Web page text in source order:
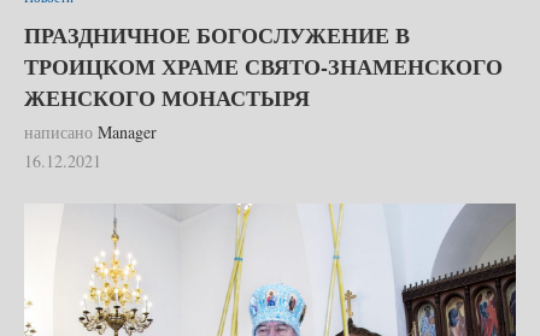
ПРАЗДНИЧНОЕ БОГОСЛУЖЕНИЕ В
ТРОИЦКОМ ХРАМЕ СВЯТО-ЗНАМЕНСКОГО
ЖЕНСКОГО МОНАСТЫРЯ
написано Manager
16.12.2021